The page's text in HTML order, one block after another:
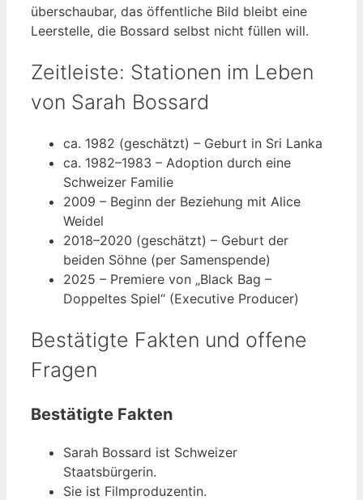
überschaubar, das öffentliche Bild bleibt eine
Leerstelle, die Bossard selbst nicht füllen will.
Zeitleiste: Stationen im Leben
von Sarah Bossard
ca. 1982 (geschätzt) – Geburt in Sri Lanka
ca. 1982–1983 – Adoption durch eine
Schweizer Familie
2009 – Beginn der Beziehung mit Alice
Weidel
2018–2020 (geschätzt) – Geburt der
beiden Söhne (per Samenspende)
2025 – Premiere von „Black Bag –
Doppeltes Spiel“ (Executive Producer)
Bestätigte Fakten und offene
Fragen
Bestätigte Fakten
Sarah Bossard ist Schweizer
Staatsbürgerin.
Sie ist Filmproduzentin.